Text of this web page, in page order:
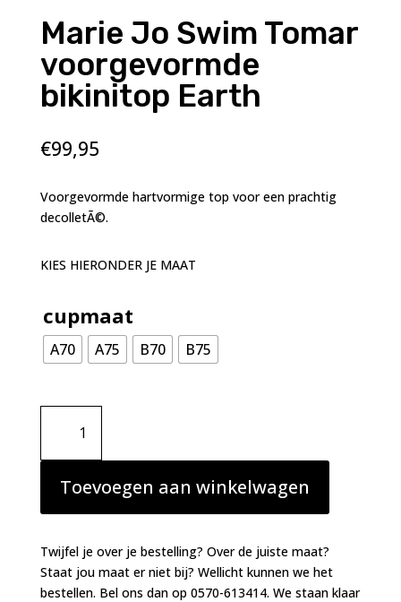
Marie Jo Swim Tomar
voorgevormde
bikinitop Earth
€99,95
Voorgevormde hartvormige top voor een prachtig
decolletÃ©.
KIES HIERONDER JE MAAT
cupmaat
A70 A75 B70 B75
Marie
Swim
Tomar
voorgevormde
bikinitop
aantal
Toevoegen aan winkelwagen
Twijfel je over je bestelling? Over de juiste maat?
Staat jou maat er niet bij? Wellicht kunnen we het
bestellen. Bel ons dan op 0570-613414. We staan klaar